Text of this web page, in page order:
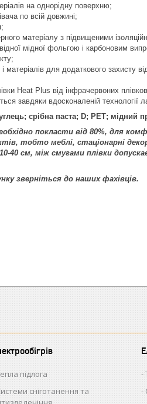
на однорідну поверхню;
по всій довжині;
матеріалу з підвищеними
мідної фольгою і карбоновим
матеріалів для додаткового захисту
Heat Plus від інфрачервоних
завдяки вдосконаленій технології
срібна паста; D; РЕТ; мідний
покласти від 80%, для
тобто меблі, стаціонарні
40 см, між смугами плівки
зверніться до наших фахівців.
підлога
сніготанення та